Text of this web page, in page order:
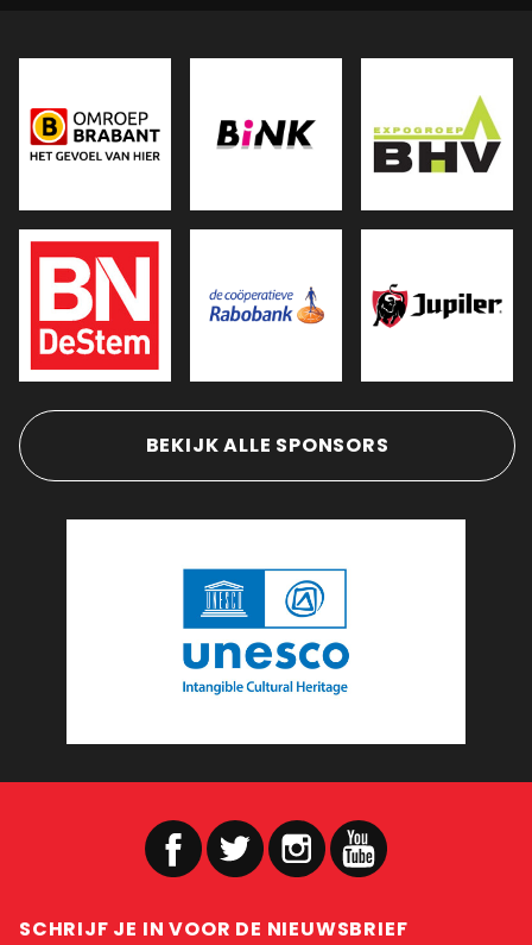
BEKIJK ALLE SPONSORS
SCHRIJF JE IN VOOR DE NIEUWSBRIEF